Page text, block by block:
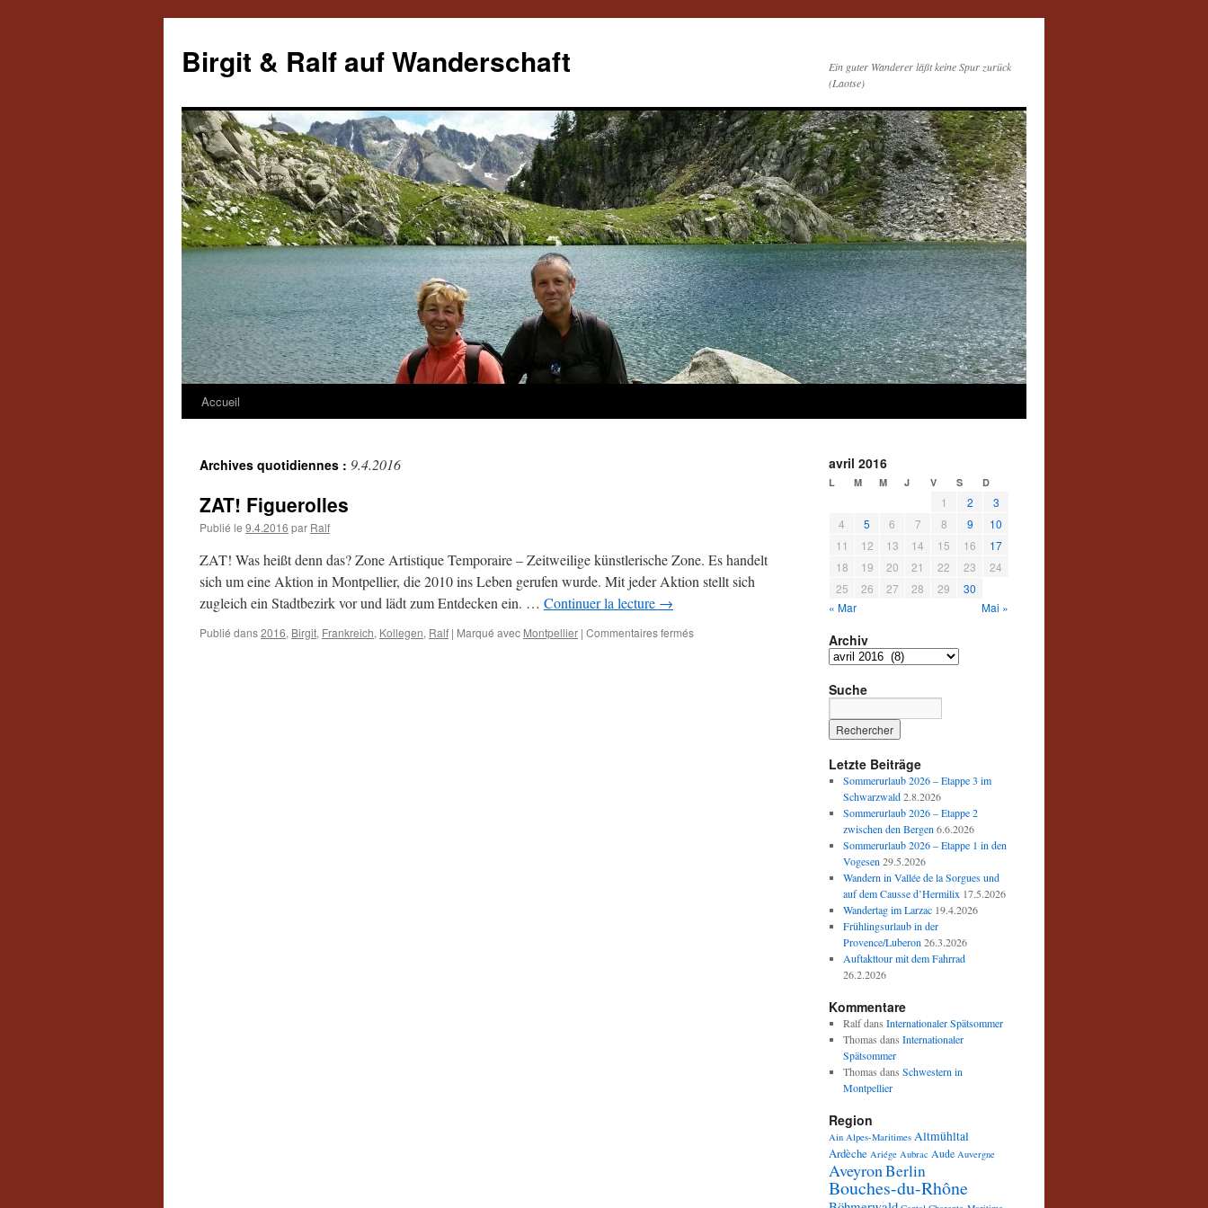
contenu
Birgit & Ralf auf Wanderschaft
Ein guter Wanderer läßt keine Spur zurück
(Laotse)
Accueil
Archives quotidiennes : 9.4.2016
ZAT! Figuerolles
Publié le 9.4.2016 par Ralf
ZAT! Was heißt denn das? Zone Artistique Temporaire – Zeitweilige künstlerische Zone. Es handelt
sich um eine Aktion in Montpellier, die 2010 ins Leben gerufen wurde. Mit jeder Aktion stellt sich
zugleich ein Stadtbezirk vor und lädt zum Entdecken ein. … Continuer la lecture →
Publié dans2016, Birgit, Frankreich, Kollegen, Ralf | Marqué avec Montpellier | Commentaires ferméssur
avril 2016
L M M J V S D
1 2
3
4
5 6 7 8 9
10
11
12 13 14 15 16
17
18
19 20 21 22 23
24
25
26 27 28 29
30
« Mar
Mai »
Archiv
Archiv
Suche
Letzte Beiträge
Sommerurlaub 2026 – Etappe 3 im
Schwarzwald 2.8.2026
Sommerurlaub 2026 – Etappe 2
zwischen den Bergen 6.6.2026
Sommerurlaub 2026 – Etappe 1 in den
Vogesen 29.5.2026
Wandern in Vallée de la Sorgues und
auf dem Causse d’Hermilix 17.5.2026
Wandertag im Larzac 19.4.2026
Frühlingsurlaub in der
Provence/Luberon 26.3.2026
Auftakttour mit dem Fahrrad
26.2.2026
Kommentare
Ralfdans Internationaler Spätsommer
Thomas dans Internationaler
Spätsommer
Thomas dans Schwestern in
Montpellier
Region
Ain Alpes-Maritimes Altmühltal
Ardèche Ariége Aubrac Aude Auvergne
AveyronBerlin
Bouches-du-Rhône